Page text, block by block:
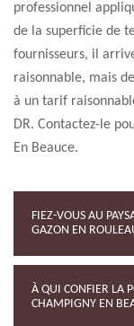
professionnel
de la superficie de
fournisseurs, il
raisonnable, mais
à un tarif
DR. Contactez-le
En Beauce.
FIEZ-VOUS AU
GAZON EN
À QUI CONFIER LA
CHAMPIGNY EN